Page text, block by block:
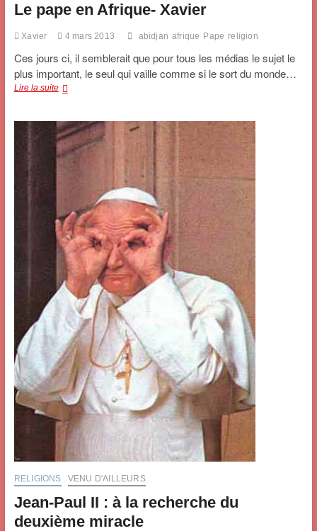
Le pape en Afrique- Xavier
Xavier 4 mars 2013 abidjan afrique Pape religion
Ces jours ci, il semblerait que pour tous les médias le sujet le
plus important, le seul qui vaille comme si le sort du monde…
Lire la suiteLe
Afrique-
Xavier
RELIGIONS VENU D'AILLEURS
Jean-Paul II : à la recherche du
deuxième miracle